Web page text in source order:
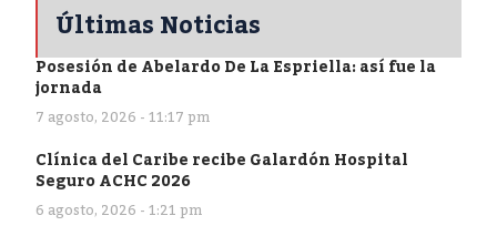
Últimas Noticias
Posesión de Abelardo De La Espriella: así fue la
jornada
7 agosto, 2026 - 11:17 pm
Clínica del Caribe recibe Galardón Hospital
Seguro ACHC 2026
6 agosto, 2026 - 1:21 pm